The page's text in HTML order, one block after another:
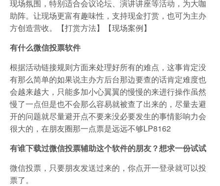
现场氛围，特别适合会议论坛、演讲讲座等活动，为大咖
助阵。让现场更富有趣味性，支持现金打赏，也可为主办
方创造营收。【打赏方法】【现场案例】
有什么微信投票软件
根据活动链接规则方面来处理好所有的难点，这事肯定没
有那么简单的如果说主办方后台那边要查的话肯定难度也
会越来越大，只能多加小心翼翼的慢慢的来进行操作虽然
慢了一点但是也不会那么容易就被查了出来的，尽量去避
开的问题就尽量避开点不要来没必要发生的事情影响力会
很大的，在朋友圈那一点票是远远不够LP8162
有谁下载过微信投票辅助这个软件的朋友？想求一份试试
微信投票，只要朋友发送过来的，你点开一登录就可以投
票了。